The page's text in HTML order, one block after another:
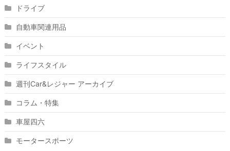
ドライブ
自動車関連用品
イベント
ライフスタイル
週刊Car&レジャー アーカイブ
コラム・特集
車屋四六
モータースポーツ